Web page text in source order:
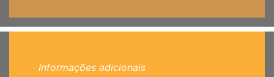
Informações adicionais